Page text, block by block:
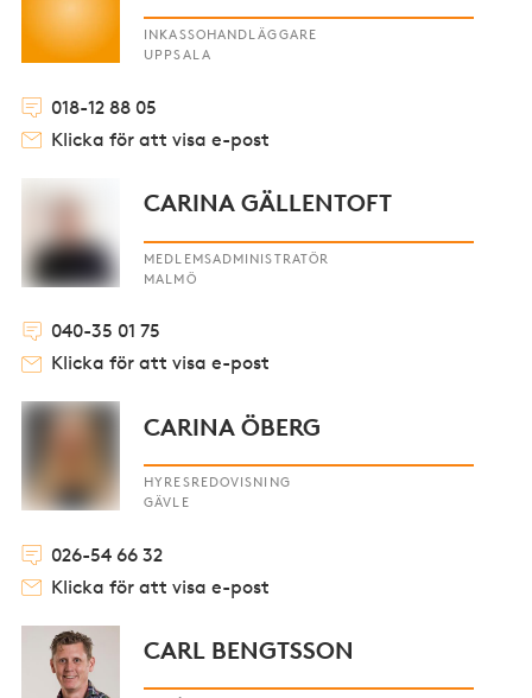
INKASSOHANDLÄGGARE
UPPSALA
018-12 88 05
Klicka för att visa e-post
CARINA GÄLLENTOFT
MEDLEMSADMINISTRATÖR
MALMÖ
040-35 01 75
Klicka för att visa e-post
CARINA ÖBERG
HYRESREDOVISNING
GÄVLE
026-54 66 32
Klicka för att visa e-post
CARL BENGTSSON